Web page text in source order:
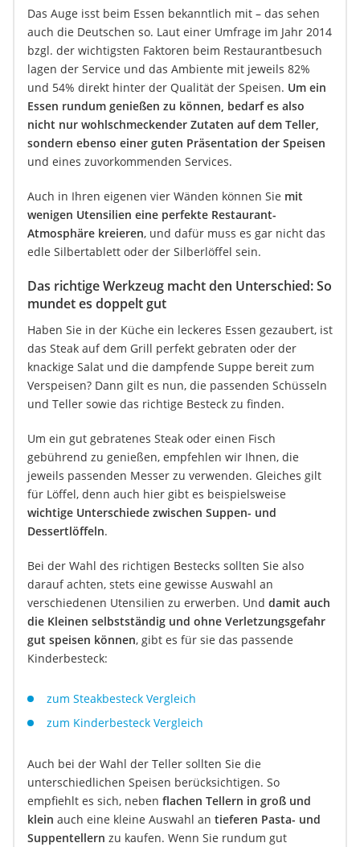
Das Auge isst beim Essen bekanntlich mit – das sehen
auch die Deutschen so. Laut einer Umfrage im Jahr 2014
bzgl. der wichtigsten Faktoren beim Restaurantbesuch
lagen der Service und das Ambiente mit jeweils 82%
und 54% direkt hinter der Qualität der Speisen. Um ein
Essen rundum genießen zu können, bedarf es also
nicht nur wohlschmeckender Zutaten auf dem Teller,
sondern ebenso einer guten Präsentation der Speisen
und eines zuvorkommenden Services.
Auch in Ihren eigenen vier Wänden können Sie mit
wenigen Utensilien eine perfekte Restaurant-
Atmosphäre kreieren, und dafür muss es gar nicht das
edle Silbertablett oder der Silberlöffel sein.
Das richtige Werkzeug macht den Unterschied: So
mundet es doppelt gut
Haben Sie in der Küche ein leckeres Essen gezaubert, ist
das Steak auf dem Grill perfekt gebraten oder der
knackige Salat und die dampfende Suppe bereit zum
Verspeisen? Dann gilt es nun, die passenden Schüsseln
und Teller sowie das richtige Besteck zu finden.
Um ein gut gebratenes Steak oder einen Fisch
gebührend zu genießen, empfehlen wir Ihnen, die
jeweils passenden Messer zu verwenden. Gleiches gilt
für Löffel, denn auch hier gibt es beispielsweise
wichtige Unterschiede zwischen Suppen- und
Dessertlöffeln.
Bei der Wahl des richtigen Bestecks sollten Sie also
darauf achten, stets eine gewisse Auswahl an
verschiedenen Utensilien zu erwerben. Und damit auch
die Kleinen selbstständig und ohne Verletzungsgefahr
gut speisen können, gibt es für sie das passende
Kinderbesteck:
zum Steakbesteck Vergleich
zum Kinderbesteck Vergleich
Auch bei der Wahl der Teller sollten Sie die
unterschiedlichen Speisen berücksichtigen. So
empfiehlt es sich, neben flachen Tellern in groß und
klein auch eine kleine Auswahl an tieferen Pasta- und
Suppentellern zu kaufen. Wenn Sie rundum gut